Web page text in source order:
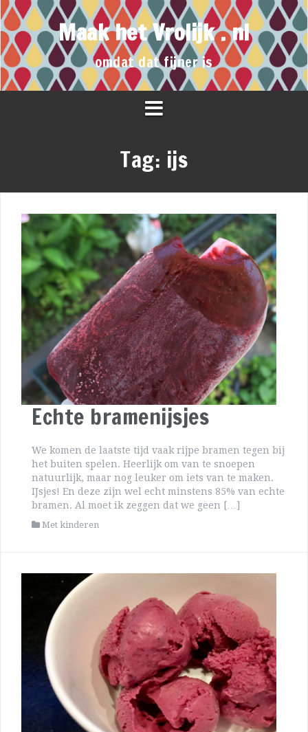
Maak het Vrolijk . nl
omdat dat fijner is
Tag: ijs
Echte bramenijsjes
We komen de laatste tijd vaak rijpe bramen tegen bij
het buiten spelen. Heerlijk om van te snoepen
natuurlijk, maar nog leuker om iets van te maken.
IJsjes! En deze zijn wel echt minstens 85% van echte
bramen. Al moet ik zeggen dat we geen […]
Met kinderen